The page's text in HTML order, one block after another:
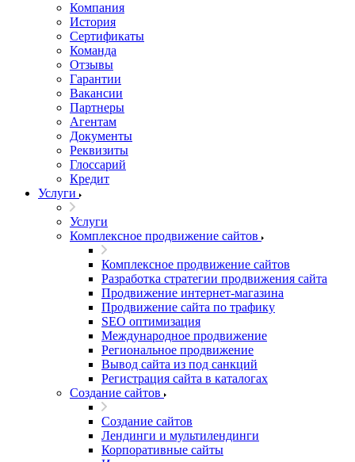
Компания
История
Сертификаты
Команда
Отзывы
Гарантии
Вакансии
Партнеры
Агентам
Документы
Реквизиты
Глоссарий
Кредит
Услуги
Услуги
Комплексное продвижение сайтов
Комплексное продвижение сайтов
Разработка стратегии продвижения сайта
Продвижение интернет-магазина
Продвижение сайта по трафику
SEO оптимизация
Международное продвижение
Региональное продвижение
Вывод сайта из под санкций
Регистрация сайта в каталогах
Создание сайтов
Создание сайтов
Лендинги и мультилендинги
Корпоративные сайты